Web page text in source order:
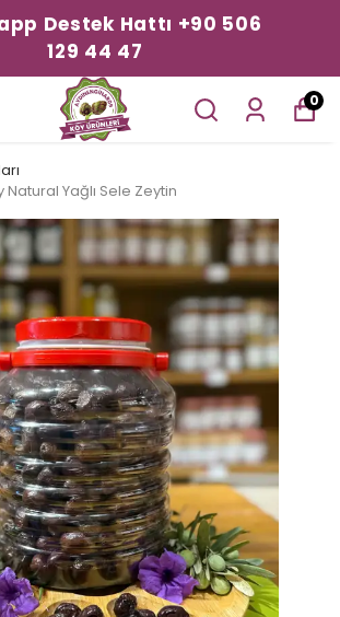
Destek Hattı +90 506
129 44 47
0
Natural Yağlı Sele Zeytin